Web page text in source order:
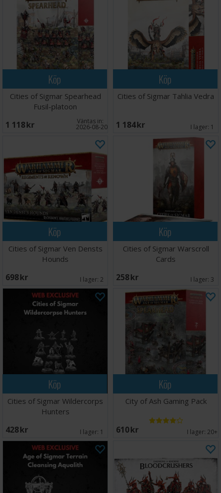
Köp
Cities of Sigmar Spearhead
Fusil-platoon
1 118 SEK Väntas in:
2026-08-20
Köp
Cities of Sigmar Tahlia Vedra
1 184 SEK I lager: 1
Köp
Cities of Sigmar Ven Densts
Hounds
698 SEK I lager: 2
Köp
Cities of Sigmar Warscroll
Cards
258 SEK I lager: 3
Köp
Cities of Sigmar Wildercorps
Hunters
428 SEK I lager: 1
Köp
City of Ash Gaming Pack
610 SEK I lager: 20+